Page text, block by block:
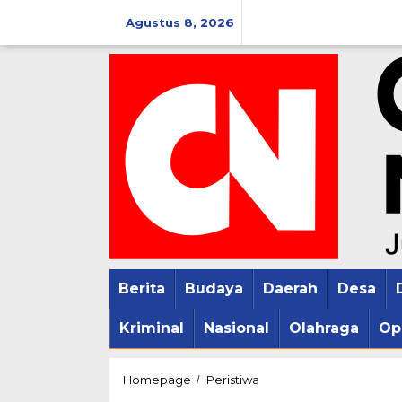
konten
Agustus 8, 2026
Berita Budaya Daerah Desa
Kriminal Nasional Olahraga
Homepage / Peristiwa